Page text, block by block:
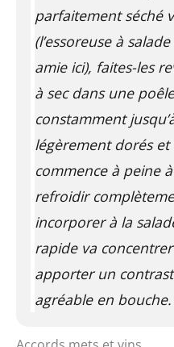
parfaitement séché
(l’essoreuse à
amie ici), faites-les
à sec dans une
constamment
légèrement dorés
commence à peine
refroidir
incorporer à la
rapide va
apporter un
agréable en bouche.